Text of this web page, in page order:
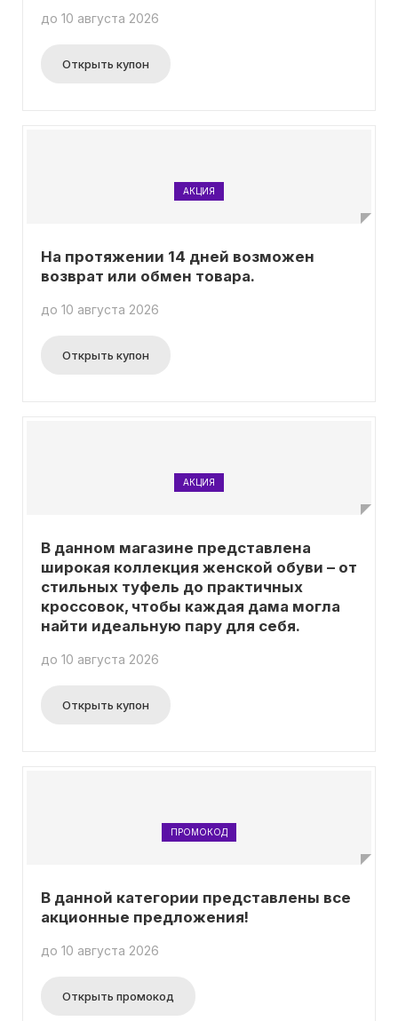
до 10 августа 2026
Открыть купон
АКЦИЯ
На протяжении 14 дней возможен
возврат или обмен товара.
до 10 августа 2026
Открыть купон
АКЦИЯ
В данном магазине представлена
широкая коллекция женской обуви – от
стильных туфель до практичных
кроссовок, чтобы каждая дама могла
найти идеальную пару для себя.
до 10 августа 2026
Открыть купон
ПРОМОКОД
В данной категории представлены все
акционные предложения!
до 10 августа 2026
Открыть промокод